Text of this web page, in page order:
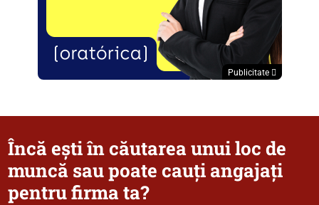
Publicitate
Încă ești în căutarea unui loc de
muncă sau poate cauți angajați
pentru firma ta?